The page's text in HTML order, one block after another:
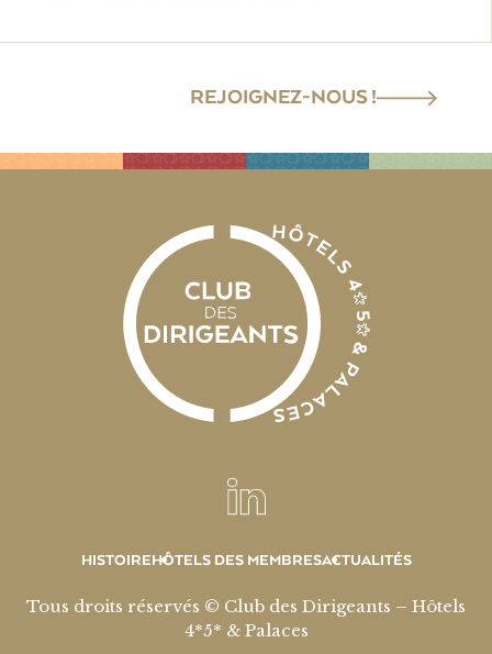
REJOIGNEZ-NOUS !
HISTOIREHÔTELS DES MEMBRESACTUALITÉS
Tous droits réservés © Club des Dirigeants – Hôtels
4*5* & Palaces